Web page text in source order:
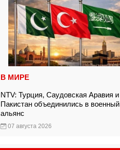
В МИРЕ
NTV: Турция, Саудовская Аравия и
Пакистан объединились в военный
альянс
07 августа 2026